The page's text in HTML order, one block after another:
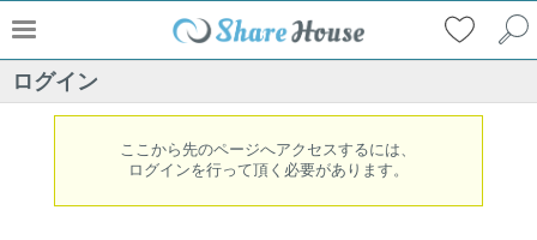
ログイン
ここから先のページへアクセスするには、
ログインを行って頂く必要があります。